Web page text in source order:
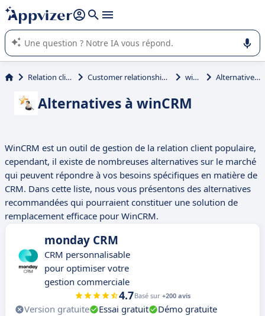
répondre (plusieurs lignes avec
L'IA de Appvizer vous guide dans l'utilisation ou la sélection de
logiciel SaaS en entreprise.
Relation client et vente Customer relationship management (CRM) winCRM Alternatives à winCRM
Alternatives à winCRM
WinCRM est un outil de gestion de la relation client populaire,
cependant, il existe de nombreuses alternatives sur le marché
qui peuvent répondre à vos besoins spécifiques en matière de
CRM. Dans cette liste, nous vous présentons des alternatives
recommandées qui pourraient constituer une solution de
remplacement efficace pour WinCRM.
monday CRM
CRM personnalisable
pour optimiser votre
gestion commerciale
4.7Basé sur +200 avis
Version gratuite Essai gratuit
Démo gratuite